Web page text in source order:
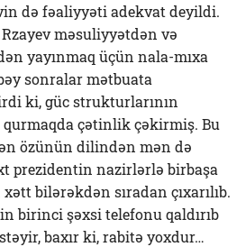
də fəaliyyəti adekvat deyildi.
məsuliyyətdən və
yayınmaq üçün nala-mıxa
sonralar mətbuata
ki, güc strukturlarının
çətinlik çəkirmiş. Bu
özünün dilindən mən də
prezidentin nazirlərlə birbaşa
bilərəkdən sıradan çıxarılıb.
birinci şəxsi telefonu qaldırıb
baxır ki, rabitə yoxdur…